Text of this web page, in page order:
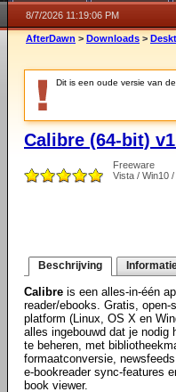
8/7/2026 11:19:06 PM
AfterDawn > Downloads >
Dit is een oude versie van
Calibre (64-bit)
Freeware
Vista / Win10
Beschrijving
Calibre is een alles-in-één
reader/ebooks. Gratis, open-
platform (Linux, OS X en
alles ingebouwd dat je nodig
te beheren, met
formaatconversie,
e-bookreader sync-features
book viewer.